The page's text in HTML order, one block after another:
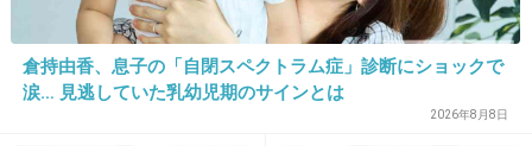
1件の返信
+18 -2
倉持由香、息子の「自閉スペクトラム症」診断にショックで
涙… 見逃していた乳幼児期のサインとは
2026年8月8日